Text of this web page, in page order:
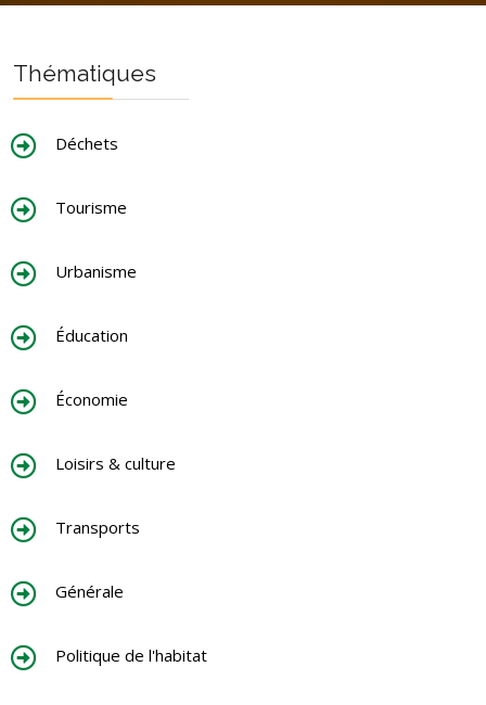
Thématiques
Déchets
Tourisme
Urbanisme
Éducation
Économie
Loisirs & culture
Transports
Générale
Politique de l'habitat